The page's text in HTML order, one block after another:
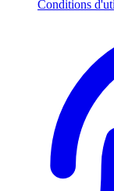
Conditions